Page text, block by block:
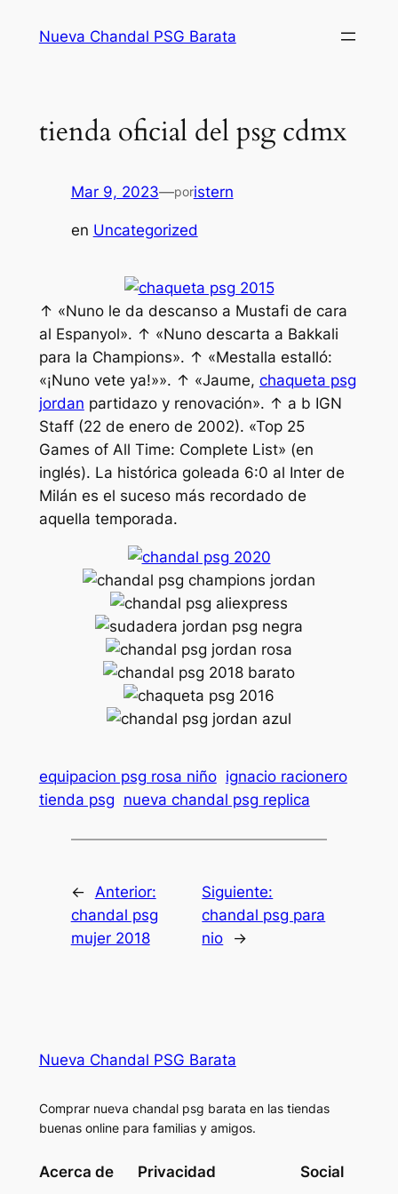
Nueva Chandal PSG Barata
tienda oficial del psg cdmx
Mar 9, 2023—poristern
en Uncategorized
↑ «Nuno le da descanso a Mustafi de cara
al Espanyol». ↑ «Nuno descarta a Bakkali
para la Champions». ↑ «Mestalla estalló:
«¡Nuno vete ya!»». ↑ «Jaume, chaqueta psg
jordan partidazo y renovación». ↑ a b IGN
Staff (22 de enero de 2002). «Top 25
Games of All Time: Complete List» (en
inglés). La histórica goleada 6:0 al Inter de
Milán es el suceso más recordado de
aquella temporada.
equipacion psg rosa niño ignacio racionero
tienda psg nueva chandal psg replica
←
Anterior:
chandal psg
mujer 2018
Siguiente:
chandal psg para
nio
→
Nueva Chandal PSG Barata
Comprar nueva chandal psg barata en las tiendas
buenas online para familias y amigos.
Acerca de Privacidad Social